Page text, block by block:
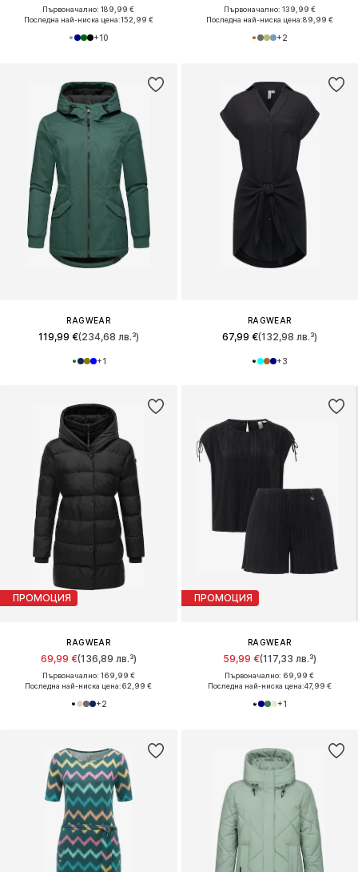
Първоначално: 189,99 €
Последна най-ниска цена:152,99 €
+10
Първоначално: 139,99 €
Последна най-ниска цена:89,99 €
+2
RAGWEAR
119,99 €(234,68 лв.³)
+1
RAGWEAR
67,99 €(132,98 лв.³)
+3
ПРОМОЦИЯ
RAGWEAR
69,99 €(136,89 лв.³)
Първоначално: 169,99 €
Последна най-ниска цена:62,99 €
+2
ПРОМОЦИЯ
RAGWEAR
59,99 €(117,33 лв.³)
Първоначално: 69,99 €
Последна най-ниска цена:47,99 €
+1